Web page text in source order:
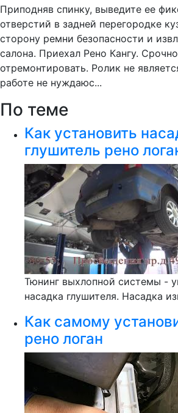
Приподняв спинку, выведите ее
отверстий в задней перегородке
сторону ремни безопасности и
салона. Приехал Рено Кангу.
отремонтировать. Ролик не
работе не нуждаюс...
По теме
Как установить
глушитель рено
Тюнинг выхлопной системы -
насадка глушителя. Насадка
Как самому
рено логан